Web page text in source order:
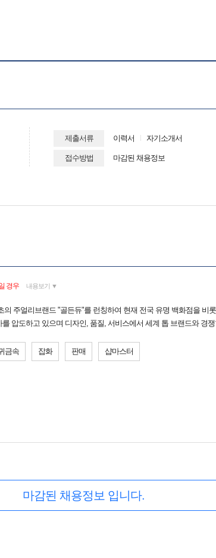
제출서류 이력서 자기소개서
접수방법 마감된 채용정보
경우 내용보기 ▼
의 주얼리브랜드 "골든듀"를 런칭하여 현재 전국 유명 백화점을 비
압도하고 있으며 디자인, 품질, 서비스에서 세계 톱 브랜드와 경
금속 잡화 판매 샵마스터
마감된 채용정보 입니다.